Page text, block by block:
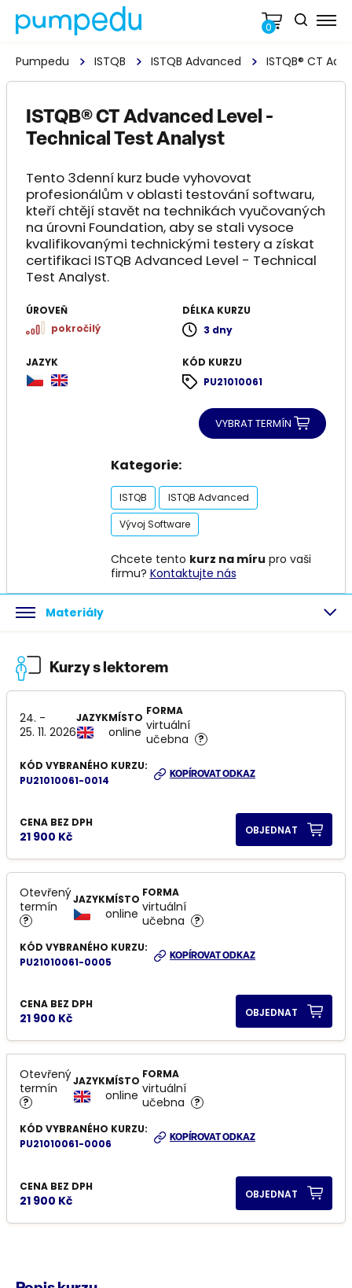
0
Pumpedu ISTQB ISTQB Advanced ISTQB® CT
ISTQB® CT Advanced Level -
Technical Test Analyst
Tento 3denní kurz bude vyhovovat
profesionálům v oblasti testování softwaru,
kteří chtějí stavět na technikách vyučovaných
na úrovni Foundation, aby se stali vysoce
kvalifikovanými technickými testery a získat
certifikaci ISTQB Advanced Level - Technical
Test Analyst.
ÚROVEŇ
pokročilý
DÉLKA KURZU
3 dny
JAZYK
KÓD KURZU
PU21010061
VYBRAT TERMÍN
Kategorie:
ISTQB
ISTQB Advanced
Vývoj Software
Chcete tento kurz na míru pro vaši
firmu? Kontaktujte nás
Materiály
Kurzy s lektorem
24. -
25. 11. 2026
JAZYKMÍSTO
online
FORMA
virtuální
učebna
?
KÓD VYBRANÉHO KURZU:
PU21010061-0014
KOPÍROVAT ODKAZ
CENA BEZ DPH
21 900 Kč OBJEDNAT
Otevřený
termín
?
JAZYKMÍSTO
online
FORMA
virtuální
učebna
?
KÓD VYBRANÉHO KURZU:
PU21010061-0005
KOPÍROVAT ODKAZ
CENA BEZ DPH
21 900 Kč OBJEDNAT
Otevřený
termín
?
JAZYKMÍSTO
online
FORMA
virtuální
učebna
?
KÓD VYBRANÉHO KURZU:
PU21010061-0006
KOPÍROVAT ODKAZ
CENA BEZ DPH
21 900 Kč OBJEDNAT